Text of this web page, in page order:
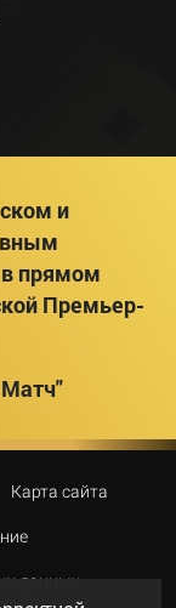
и
прямом
Премьер-
Карта сайта
данных